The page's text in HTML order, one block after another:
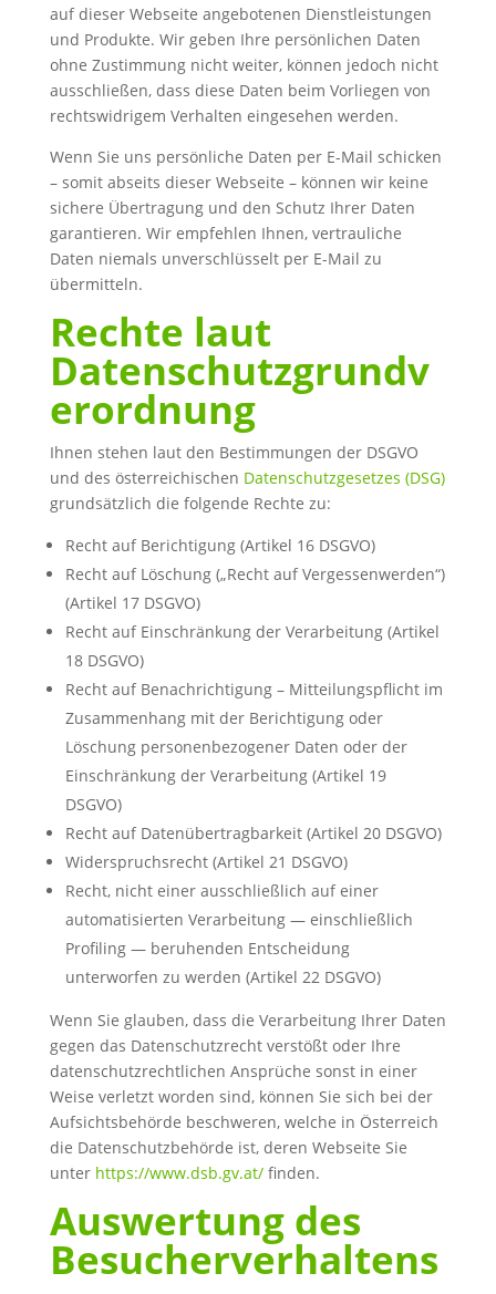
auf dieser Webseite angebotenen Dienstleistungen
und Produkte. Wir geben Ihre persönlichen Daten
ohne Zustimmung nicht weiter, können jedoch nicht
ausschließen, dass diese Daten beim Vorliegen von
rechtswidrigem Verhalten eingesehen werden.
Wenn Sie uns persönliche Daten per E-Mail schicken
– somit abseits dieser Webseite – können wir keine
sichere Übertragung und den Schutz Ihrer Daten
garantieren. Wir empfehlen Ihnen, vertrauliche
Daten niemals unverschlüsselt per E-Mail zu
übermitteln.
Rechte laut
Datenschutzgrundv
erordnung
Ihnen stehen laut den Bestimmungen der DSGVO
und des österreichischen Datenschutzgesetzes (DSG)
grundsätzlich die folgende Rechte zu:
Recht auf Berichtigung (Artikel 16 DSGVO)
Recht auf Löschung („Recht auf Vergessenwerden“)
(Artikel 17 DSGVO)
Recht auf Einschränkung der Verarbeitung (Artikel
18 DSGVO)
Recht auf Benachrichtigung – Mitteilungspflicht im
Zusammenhang mit der Berichtigung oder
Löschung personenbezogener Daten oder der
Einschränkung der Verarbeitung (Artikel 19
DSGVO)
Recht auf Datenübertragbarkeit (Artikel 20 DSGVO)
Widerspruchsrecht (Artikel 21 DSGVO)
Recht, nicht einer ausschließlich auf einer
automatisierten Verarbeitung — einschließlich
Profiling — beruhenden Entscheidung
unterworfen zu werden (Artikel 22 DSGVO)
Wenn Sie glauben, dass die Verarbeitung Ihrer Daten
gegen das Datenschutzrecht verstößt oder Ihre
datenschutzrechtlichen Ansprüche sonst in einer
Weise verletzt worden sind, können Sie sich bei der
Aufsichtsbehörde beschweren, welche in Österreich
die Datenschutzbehörde ist, deren Webseite Sie
unter https://www.dsb.gv.at/finden.
Auswertung des
Besucherverhaltens